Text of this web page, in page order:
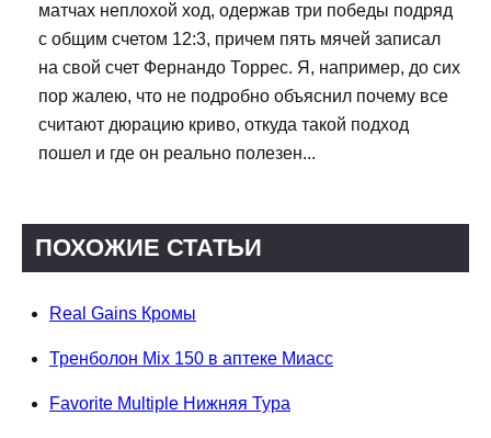
матчах неплохой ход, одержав три победы подряд
с общим счетом 12:3, причем пять мячей записал
на свой счет Фернандо Торрес. Я, например, до сих
пор жалею, что не подробно объяснил почему все
считают дюрацию криво, откуда такой подход
пошел и где он реально полезен...
ПОХОЖИЕ СТАТЬИ
Real Gains Кромы
Тренболон Mix 150 в аптеке Миасс
Favorite Multiple Нижняя Тура